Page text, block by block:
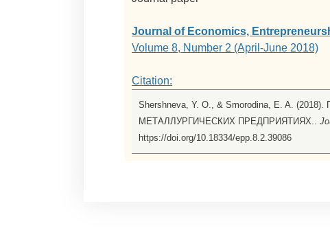
Journal of Economics,
Volume 8, Number 2 (April-June 2018)
Citation:
Shershneva, Y. O., & Smorodina, E. A.
МЕТАЛЛУРГИЧЕСКИХ ПРЕДПРИЯТИЯХ..
https://doi.org/10.18334/epp.8.2.39086